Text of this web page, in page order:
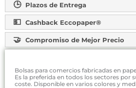
Plazos de Entrega
Cashback Eccopaper®
Compromiso de Mejor Precio
Bolsas para comercios fabricadas en
Es la preferida en todos los sectores por
coste. Disponible en varios colores y